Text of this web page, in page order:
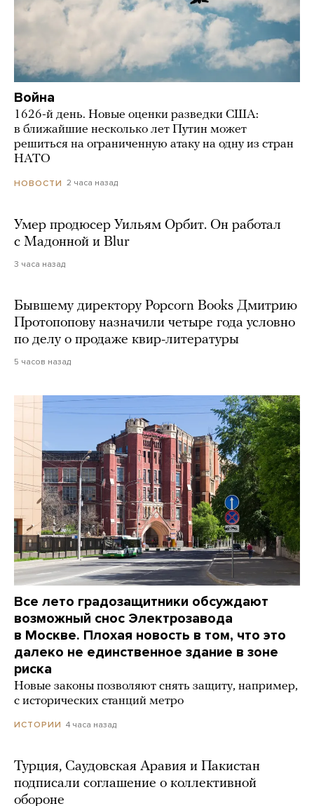
Война
1626-й день. Новые оценки разведки США:
в ближайшие несколько лет Путин может
решиться на ограниченную атаку на одну из стран
НАТО
НОВОСТИ 2 часа назад
Умер продюсер Уильям Орбит. Он работал
с Мадонной и Blur
3 часа назад
Бывшему директору Popcorn Books Дмитрию
Протопопову назначили четыре года условно
по делу о продаже квир-литературы
5 часов назад
Все лето градозащитники обсуждают
возможный снос Электрозавода
в Москве. Плохая новость в том, что это
далеко не единственное здание в зоне
риска
Новые законы позволяют снять защиту, например,
с исторических станций метро
ИСТОРИИ 4 часа назад
Турция, Саудовская Аравия и Пакистан
подписали соглашение о коллективной
обороне